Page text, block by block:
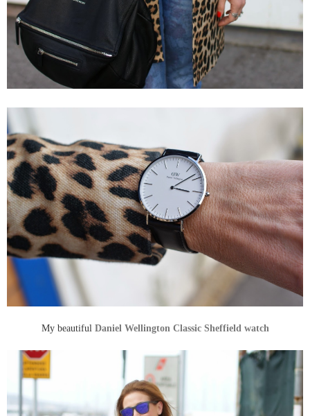
My beautiful Daniel Wellington Classic Sheffield watch